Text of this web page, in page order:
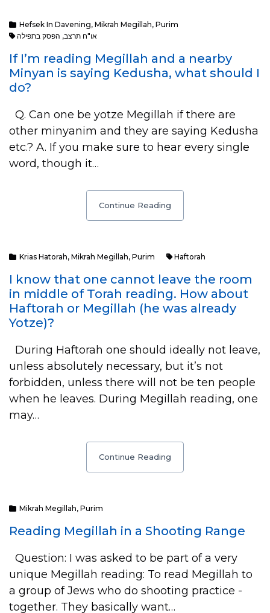
Hefsek In Davening, Mikrah Megillah, Purim
או"ח תרצב, הפסק בתפילה
If I’m reading Megillah and a nearby
Minyan is saying Kedusha, what should I
do?
Q. Can one be yotze Megillah if there are
other minyanim and they are saying Kedusha
etc.? A. If you make sure to hear every single
word, though it…
Continue Reading
Krias Hatorah, Mikrah Megillah, Purim Haftorah
I know that one cannot leave the room
in middle of Torah reading. How about
Haftorah or Megillah (he was already
Yotze)?
During Haftorah one should ideally not leave,
unless absolutely necessary, but it’s not
forbidden, unless there will not be ten people
when he leaves. During Megillah reading, one
may…
Continue Reading
Mikrah Megillah, Purim
Reading Megillah in a Shooting Range
Question: I was asked to be part of a very
unique Megillah reading: To read Megillah to
a group of Jews who do shooting practice -
together. They basically want…